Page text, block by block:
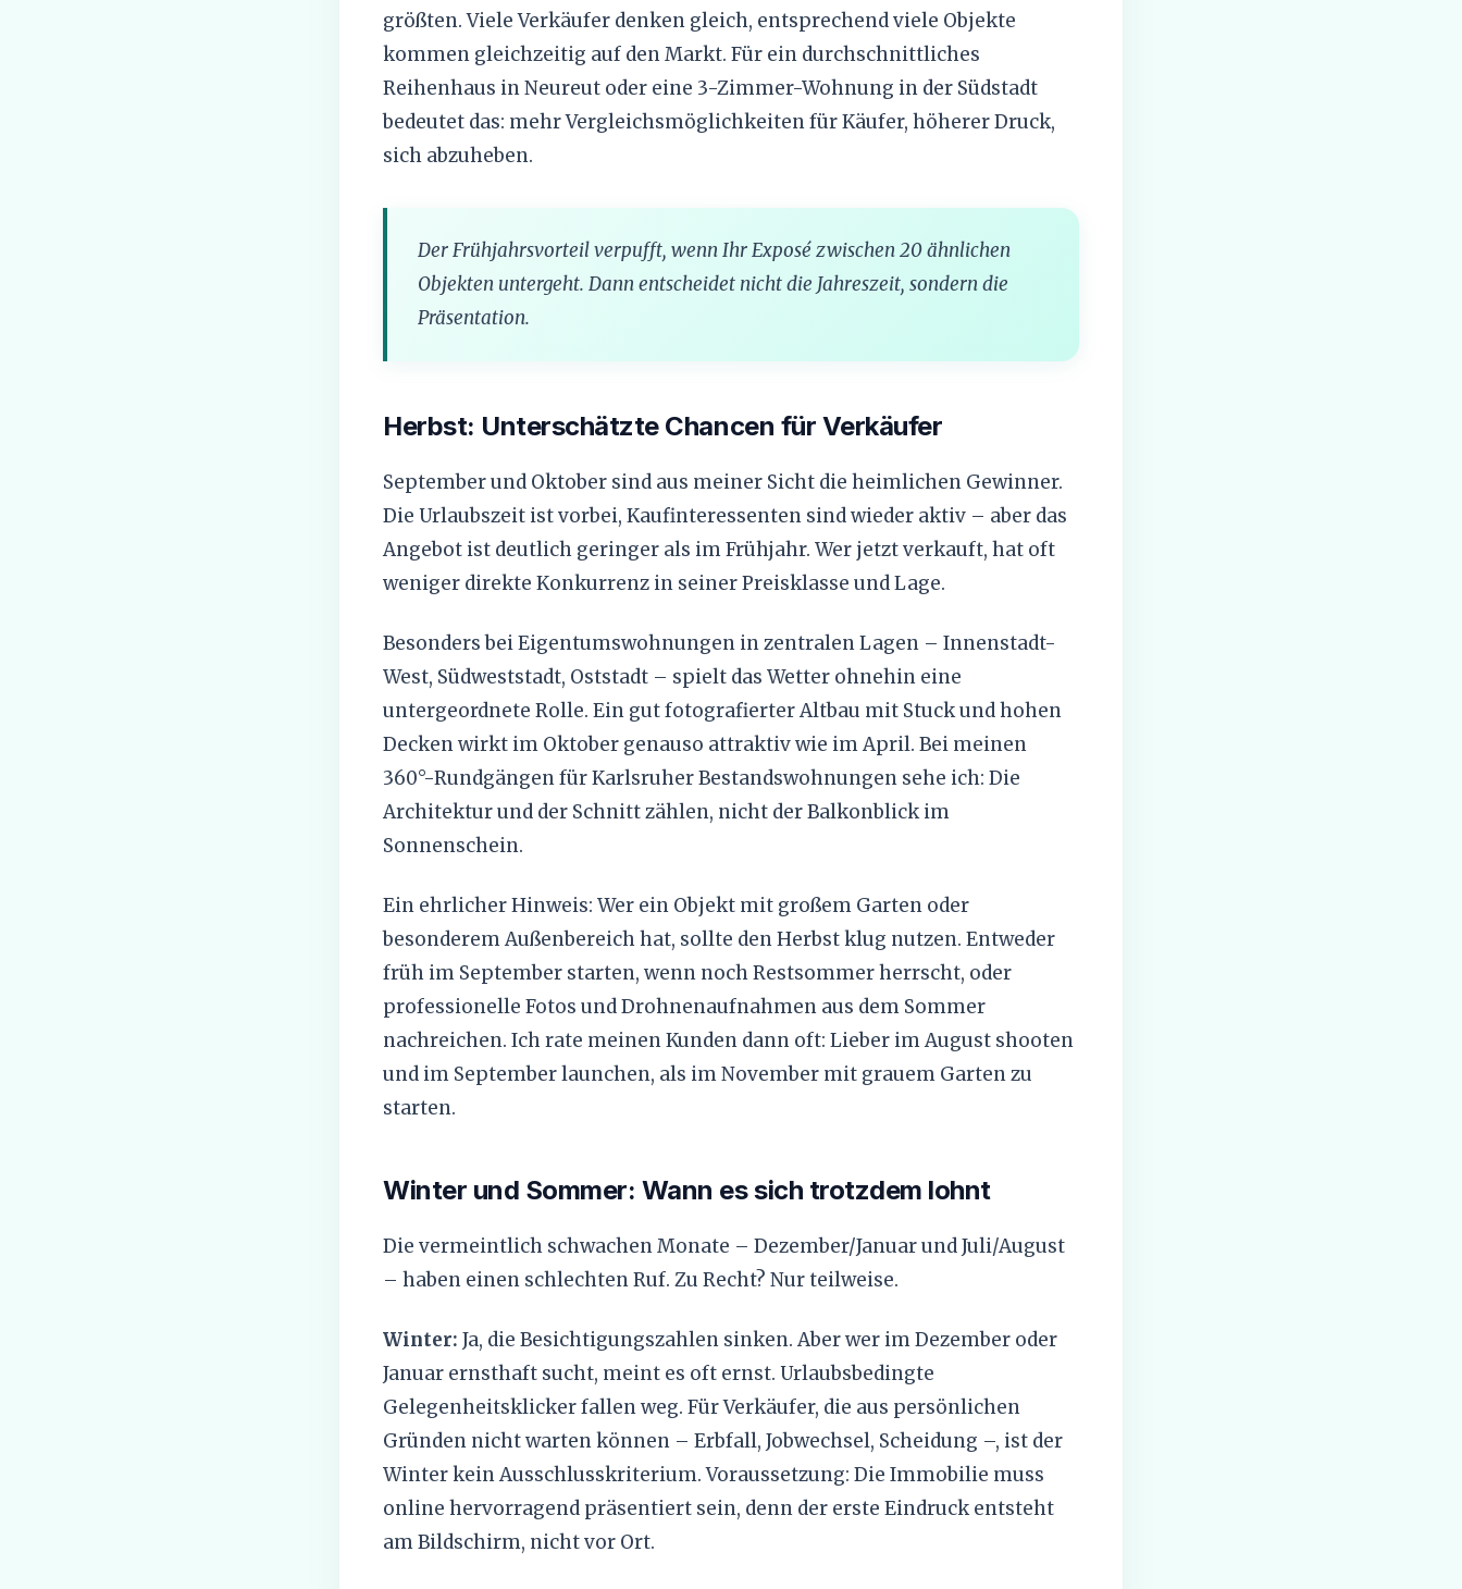
größten. Viele Verkäufer denken gleich, entsprechend viele Objekte
kommen gleichzeitig auf den Markt. Für ein durchschnittliches
Reihenhaus in Neureut oder eine 3-Zimmer-Wohnung in der Südstadt
bedeutet das: mehr Vergleichsmöglichkeiten für Käufer, höherer Druck,
sich abzuheben.
Der Frühjahrsvorteil verpufft, wenn Ihr Exposé zwischen 20 ähnlichen
Objekten untergeht. Dann entscheidet nicht die Jahreszeit, sondern die
Präsentation.
Herbst: Unterschätzte Chancen für Verkäufer
September und Oktober sind aus meiner Sicht die heimlichen Gewinner.
Die Urlaubszeit ist vorbei, Kaufinteressenten sind wieder aktiv – aber das
Angebot ist deutlich geringer als im Frühjahr. Wer jetzt verkauft, hat oft
weniger direkte Konkurrenz in seiner Preisklasse und Lage.
Besonders bei Eigentumswohnungen in zentralen Lagen – Innenstadt-
West, Südweststadt, Oststadt – spielt das Wetter ohnehin eine
untergeordnete Rolle. Ein gut fotografierter Altbau mit Stuck und hohen
Decken wirkt im Oktober genauso attraktiv wie im April. Bei meinen
360°-Rundgängen für Karlsruher Bestandswohnungen sehe ich: Die
Architektur und der Schnitt zählen, nicht der Balkonblick im
Sonnenschein.
Ein ehrlicher Hinweis: Wer ein Objekt mit großem Garten oder
besonderem Außenbereich hat, sollte den Herbst klug nutzen. Entweder
früh im September starten, wenn noch Restsommer herrscht, oder
professionelle Fotos und Drohnenaufnahmen aus dem Sommer
nachreichen. Ich rate meinen Kunden dann oft: Lieber im August shooten
und im September launchen, als im November mit grauem Garten zu
starten.
Winter und Sommer: Wann es sich trotzdem lohnt
Die vermeintlich schwachen Monate – Dezember/Januar und Juli/August
– haben einen schlechten Ruf. Zu Recht? Nur teilweise.
Winter: Ja, die Besichtigungszahlen sinken. Aber wer im Dezember oder
Januar ernsthaft sucht, meint es oft ernst. Urlaubsbedingte
Gelegenheitsklicker fallen weg. Für Verkäufer, die aus persönlichen
Gründen nicht warten können – Erbfall, Jobwechsel, Scheidung –, ist der
Winter kein Ausschlusskriterium. Voraussetzung: Die Immobilie muss
online hervorragend präsentiert sein, denn der erste Eindruck entsteht
am Bildschirm, nicht vor Ort.